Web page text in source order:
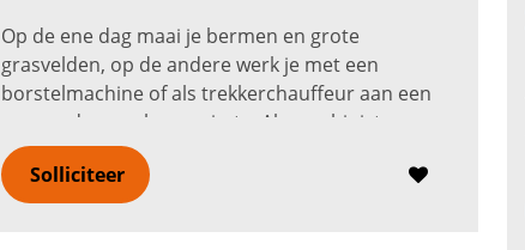
Op de ene dag maai je bermen en grote
grasvelden, op de andere werk je met een
borstelmachine of als trekkerchauffeur aan een
verzorgde openbare ruimte. Als machinist
groenvoorziening in Ede krijg je
verantwoordelijkheid...
Solliciteer